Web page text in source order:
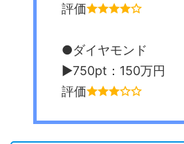
評価
●ダイヤモンド
▶︎750pt：150万円
評価